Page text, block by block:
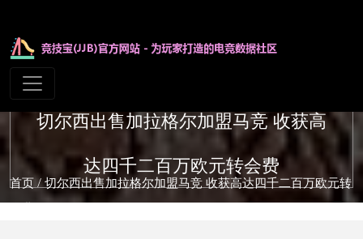
切尔西出售加拉格尔加盟马竞 收获高
达四千二百万欧元转会费
首页 / 切尔西出售加拉格尔加盟马竞 收获高达四千二百万欧元转
会费